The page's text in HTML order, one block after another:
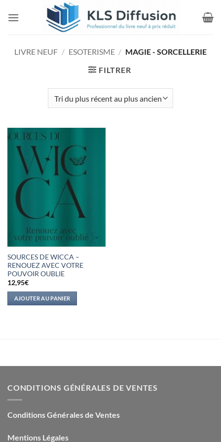
LIVRE NEUF / ESOTERISME / MAGIE - SORCELLERIE
FILTRER
SOURCES DE WICCA –
RENOUEZ AVEC VOTRE
POUVOIR OUBLIE
12,95€
AJOUTER AU PANIER
CONDITIONS GÉNÉRALES DE VENTES
Conditions Générales de Ventes
Mentions Légales